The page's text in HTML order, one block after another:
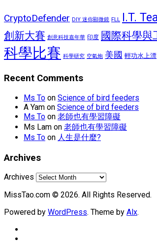
CryptoDefender DIY 迷你顯微鏡 FLL I.T.
創新大賽 創意科技嘉年華 印度 國際科學與
科學比賽 科學研究 空氣炮 美國 輕功水上漂
Recent Comments
Ms To on Science of bird feeders
A Yam on Science of bird feeders
Ms To on 老師也有學習障礙
Ms Lam on 老師也有學習障礙
Ms To on 人生是什麼?
Archives
Archives
MissTao.com © 2026. All Rights Reserved.
Powered by WordPress. Theme by Alx.